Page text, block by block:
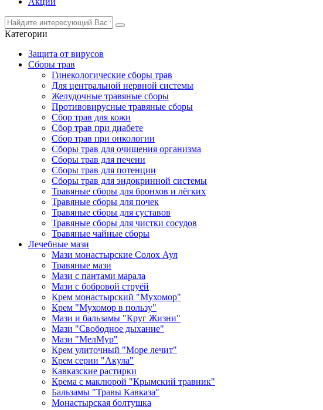
Категории
Защита от вирусов
Сборы трав
Гинекологические сборы трав
Для центральной нервной системы
Желудочные травяные сборы
Противовирусные травяные сборы
Сбор трав для кожи
Сбор трав при диабете
Сбор трав при онкологии
Сборы трав для очищения организма
Сборы трав для печени
Сборы трав для потенции
Сборы трав для эндокринной системы
Травяные сборы для бронхов и лёгких
Травяные сборы для почек
Травяные сборы для суставов
Травяные сборы для чистки сосудов
Травяные чайные сборы
Лечебные мази
Мази монастырские Солох Аул
Травяные мази
Мази с пантами марала
Мази с бобровой струёй
Крем монастырский "Мухомор"
Крем "Мухомор в пользу"
Мази и бальзамы "Круг Жизни"
Мази "Свободное дыхание"
Мази "МелМур"
Крем улиточный "Море лечит"
Крем серии "Акула"
Кавказские растирки
Крема с маклюрой "Крымский травник"
Бальзамы "Травы Кавказа"
Монастырская болтушка